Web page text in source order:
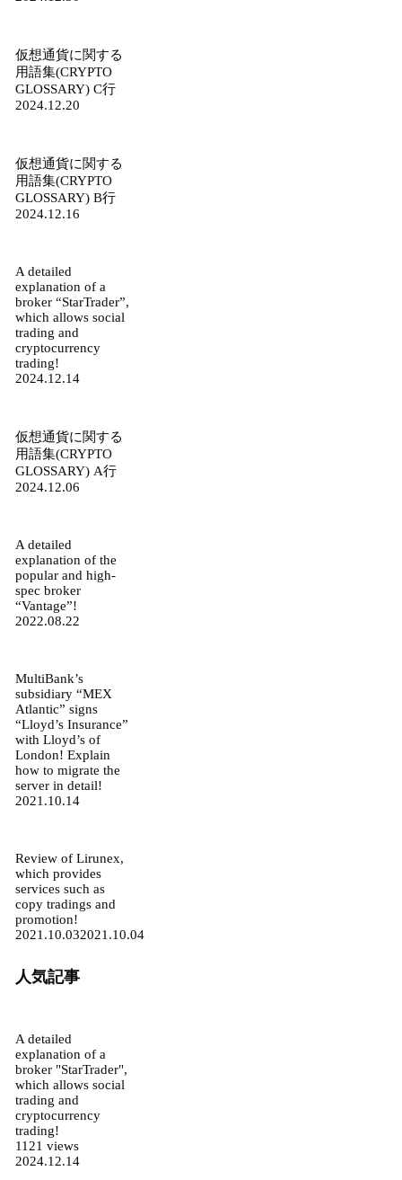
仮想通貨に関する
用語集(CRYPTO
GLOSSARY) C行
2024.12.20
仮想通貨に関する
用語集(CRYPTO
GLOSSARY) B行
2024.12.16
A detailed
explanation of a
broker “StarTrader”,
which allows social
trading and
cryptocurrency
trading!
2024.12.14
仮想通貨に関する
用語集(CRYPTO
GLOSSARY) A行
2024.12.06
A detailed
explanation of the
popular and high-
spec broker
“Vantage”!
2022.08.22
MultiBank’s
subsidiary “MEX
Atlantic” signs
“Lloyd’s Insurance”
with Lloyd’s of
London! Explain
how to migrate the
server in detail!
2021.10.14
Review of Lirunex,
which provides
services such as
copy tradings and
promotion!
2021.10.032021.10.04
人気記事
A detailed
explanation of a
broker "StarTrader",
which allows social
trading and
cryptocurrency
trading!
1121 views
2024.12.14